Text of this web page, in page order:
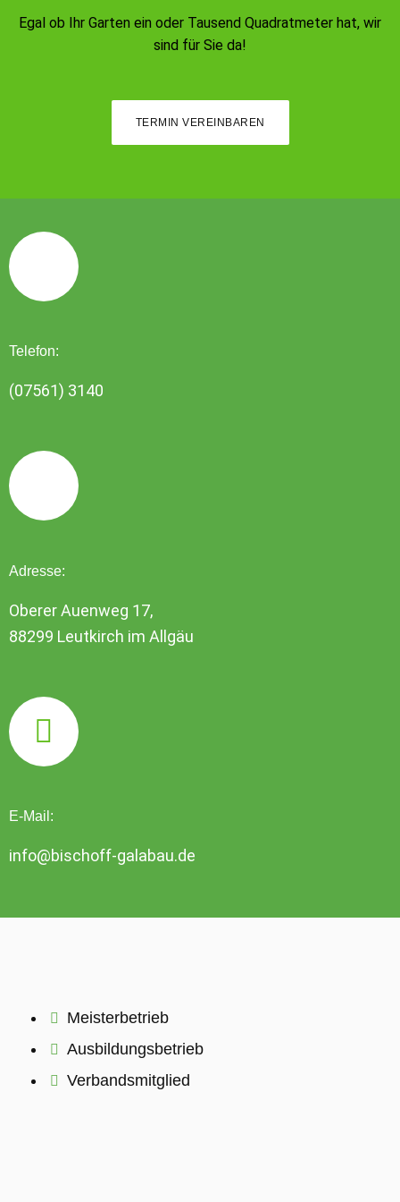
Egal ob Ihr Garten ein oder Tausend Quadratmeter hat, wir
sind für Sie da!
TERMIN VEREINBAREN
Telefon:
(07561) 3140
Adresse:
Oberer Auenweg 17,
88299 Leutkirch im Allgäu
E-Mail:
info@bischoff-galabau.de
Meisterbetrieb
Ausbildungsbetrieb
Verbandsmitglied